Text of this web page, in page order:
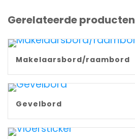
Gerelateerde producten
Makelaarsbord/raambord
Gevelbord